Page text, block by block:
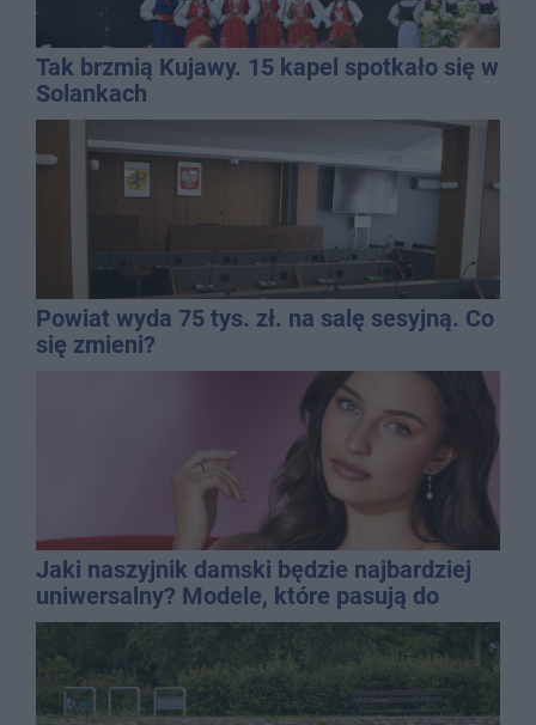
Tak brzmią Kujawy. 15 kapel spotkało się w
Solankach
Powiat wyda 75 tys. zł. na salę sesyjną. Co
się zmieni?
Jaki naszyjnik damski będzie najbardziej
uniwersalny? Modele, które pasują do
wielu stylizacji